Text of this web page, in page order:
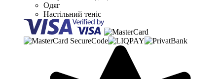
Одяг
Настільний теніс